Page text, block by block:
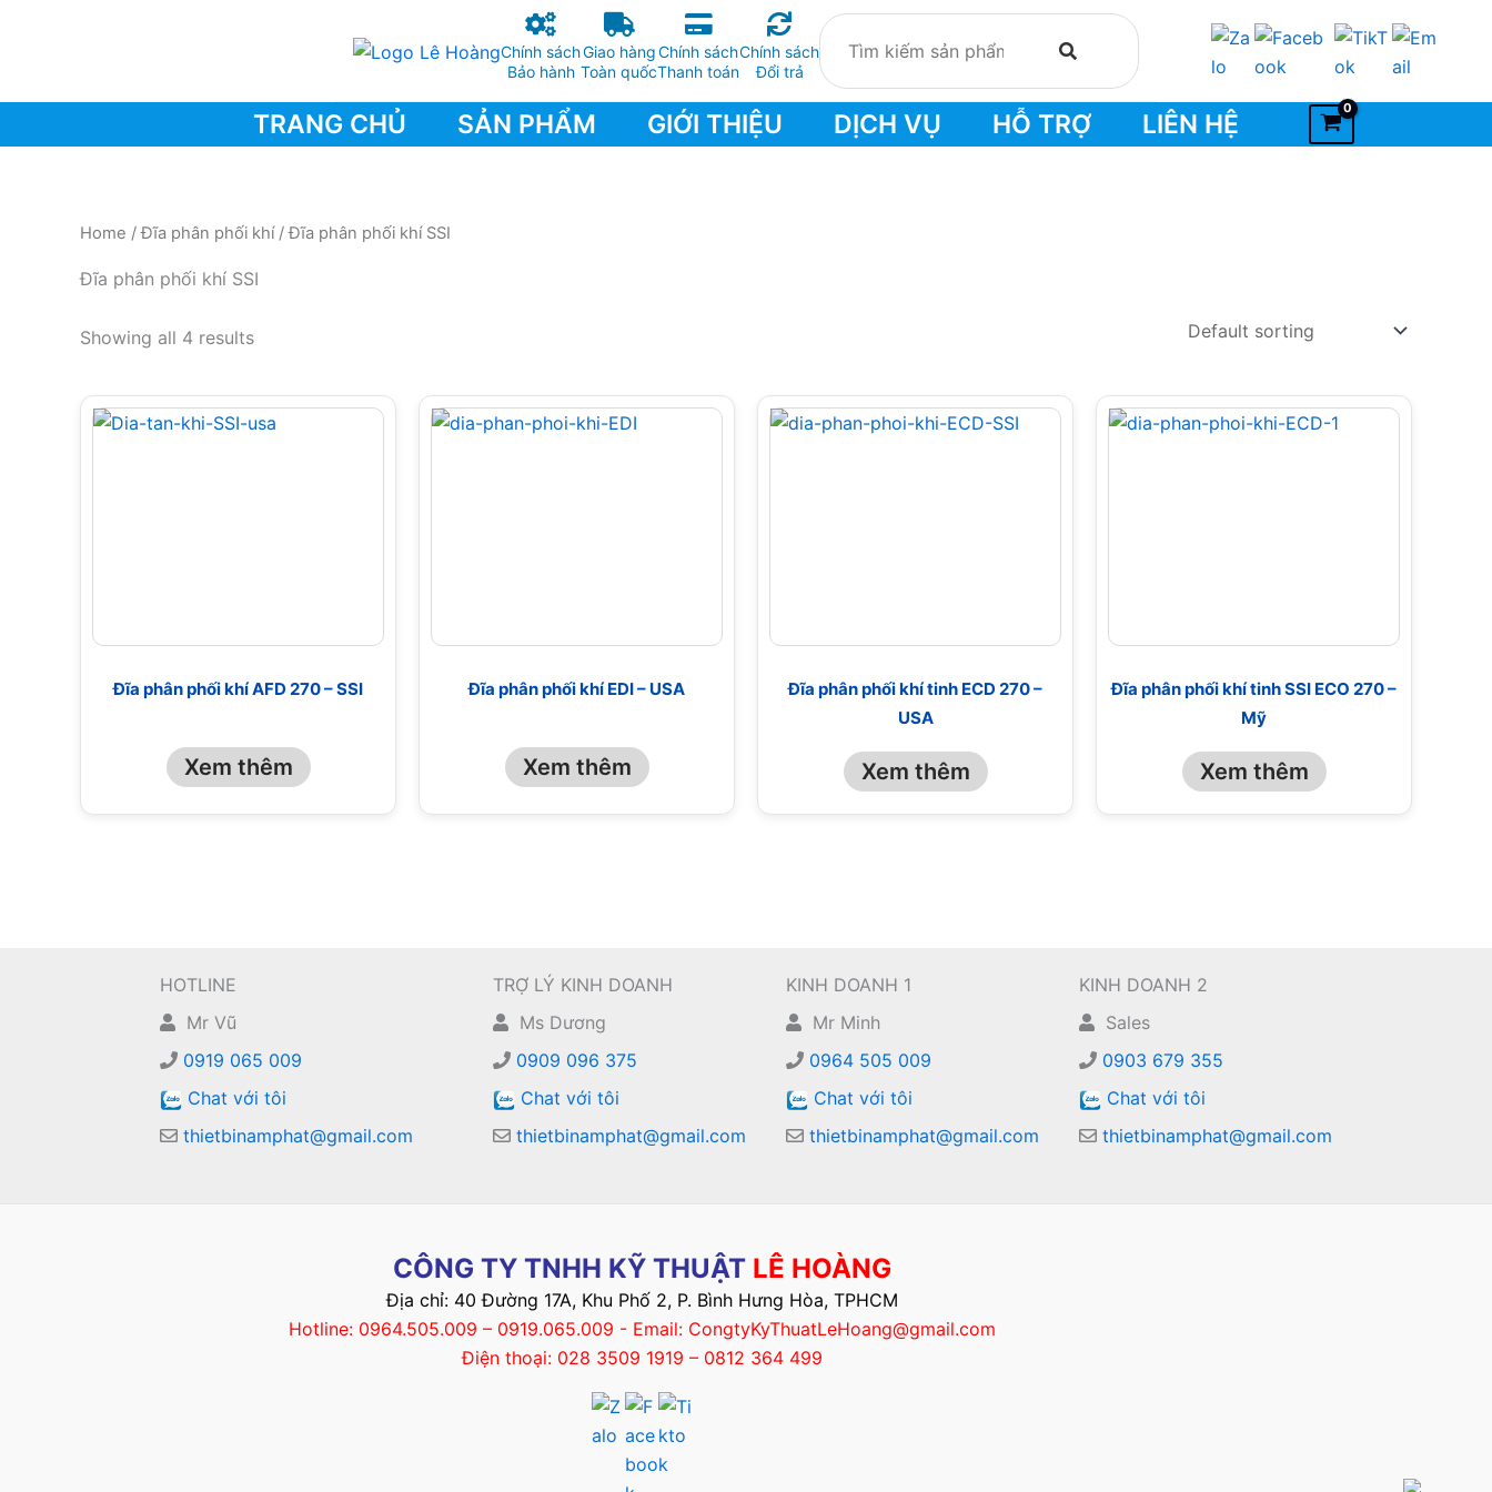
Chính sách
Bảo hành
Giao hàng
Toàn quốc
Chính sách
Thanh toán
Chính sách
Đổi trả
TRANG CHỦ SẢN PHẨM GIỚI THIỆU DỊCH VỤ HỖ TRỢ LIÊN HỆ
Home /Đĩa phân phối khí/ Đĩa phân phối khí SSI
Đĩa phân phối khí SSI
Showing all 4 results
Đĩa phân phối khí AFD 270 – SSI
Xem thêm
Đĩa phân phối khí EDI – USA
Xem thêm
Đĩa phân phối khí tinh ECD 270 –
USA
Xem thêm
Đĩa phân phối khí tinh SSI ECO 270 –
Mỹ
Xem thêm
HOTLINE
Mr Vũ
0919 065 009
Chat với tôi
thietbinamphat@gmail.com
TRỢ LÝ KINH DOANH
Ms Dương
0909 096 375
Chat với tôi
thietbinamphat@gmail.com
KINH DOANH 1
Mr Minh
0964 505 009
Chat với tôi
thietbinamphat@gmail.com
KINH DOANH 2
Sales
0903 679 355
Chat với tôi
thietbinamphat@gmail.com
CÔNG TY TNHH KỸ THUẬT LÊ HOÀNG
Địa chỉ: 40 Đường 17A, Khu Phố 2, P. Bình Hưng Hòa, TPHCM
Hotline: 0964.505.009 – 0919.065.009 - Email: CongtyKyThuatLeHoang@gmail.com
Điện thoại: 028 3509 1919 – 0812 364 499